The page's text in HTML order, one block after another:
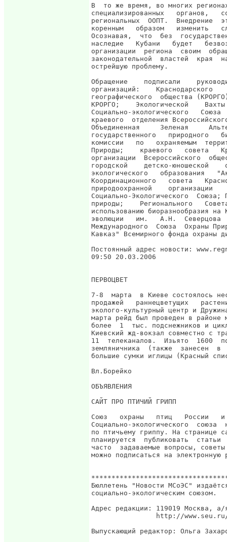
В  то же время, во многих
специализированных   органов,
региональных  ООПТ.  Внедрение
коренным   образом   изменить
Осознавая,  что  без
наследие   Кубани   будет
организации  региона  своим
законодательной  властей  края
острейшую проблему.
Обращение    подписали
организаций:    Краснодарского
географического  общества
КРОРГО;    Экологической
Социально-экологического
краевого  отделения
Объединенная     Зеленая
государственного   природного
комиссии   по   охраняемым
Природы;    краевого   совета
организации  Всероссийского
городской    детско-юношеской
экологического   образования
Координационного   совета
природоохранной    организации
Социально-Экологического  Союза;
природы;    Регионального
использованию биоразнообразия
эволюции   им.   А.Н.  Северцова
Международного  Союза  Охраны
Кавказ" Всемирного фонда охраны
Постоянный адрес новости:
09:50 20.03.2006
ПЕРВОЦВЕТ
7-8  марта  в Киеве состоялось
продажей   раннецветущих
эколого-культурный центр и
марта рейд был проведен в
более  1  тыс. подснежников и
Киевский жд-вокзал совместно с
11  телеканалов.  Изьято  1600
земляничника  (также  занесен
большие сумки иглицы (Красный
Вл.Борейко
ОБЪЯВЛЕНИЯ
САЙТ ПРО ПТИЧИЙ ГРИПП
Союз   охраны   птиц   России   и
Социально-экологического  союза
по птичьему гриппу. На
планируется  публиковать
часто  задаваемые вопросы,
можно подписаться на электронную
Бюллетень "Новости МСоЭС"
социально-экологическим союзом.
Адрес редакции: 119019 Москва,
http://